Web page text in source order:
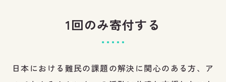
1回のみ寄付する
日本における難民の課題の解決に関心のある方、ア